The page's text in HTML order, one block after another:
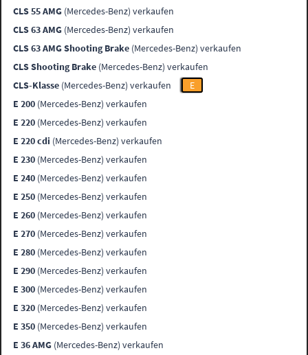
CLS 55 AMG (Mercedes-Benz) verkaufen
CLS 63 AMG (Mercedes-Benz) verkaufen
CLS 63 AMG Shooting Brake (Mercedes-Benz) verkaufen
CLS Shooting Brake (Mercedes-Benz) verkaufen
CLS-Klasse (Mercedes-Benz) verkaufen
E
E 200 (Mercedes-Benz) verkaufen
E 220 (Mercedes-Benz) verkaufen
E 220 cdi (Mercedes-Benz) verkaufen
E 230 (Mercedes-Benz) verkaufen
E 240 (Mercedes-Benz) verkaufen
E 250 (Mercedes-Benz) verkaufen
E 260 (Mercedes-Benz) verkaufen
E 270 (Mercedes-Benz) verkaufen
E 280 (Mercedes-Benz) verkaufen
E 290 (Mercedes-Benz) verkaufen
E 300 (Mercedes-Benz) verkaufen
E 320 (Mercedes-Benz) verkaufen
E 350 (Mercedes-Benz) verkaufen
E 36 AMG (Mercedes-Benz) verkaufen